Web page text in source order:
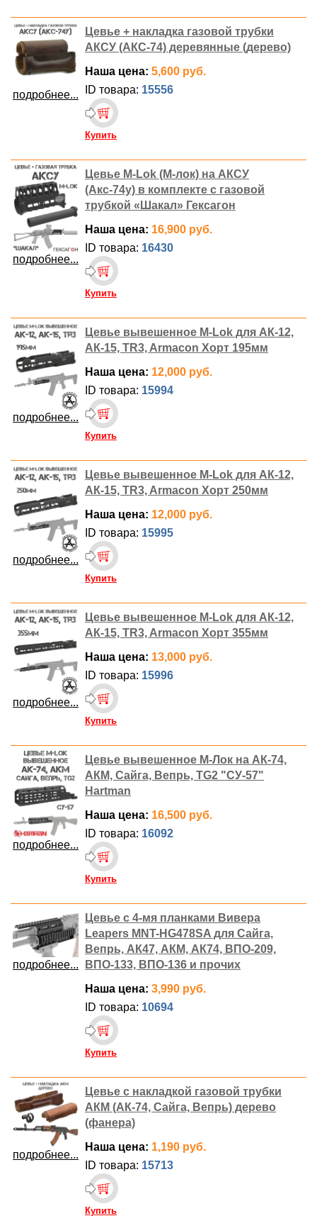
подробнее...
Цевье + накладка газовой трубки
АКСУ (АКС-74) деревянные (дерево)
Наша цена: 5,600 руб.
ID товара: 15556
Купить
подробнее...
Цевье M-Lok (М-лок) на АКСУ
(Акс-74у) в комплекте с газовой
трубкой «Шакал» Гексагон
Наша цена: 16,900 руб.
ID товара: 16430
Купить
подробнее...
Цевье вывешенное M-Lok для АК-12,
АК-15, TR3, Armacon Хорт 195мм
Наша цена: 12,000 руб.
ID товара: 15994
Купить
подробнее...
Цевье вывешенное M-Lok для АК-12,
АК-15, TR3, Armacon Хорт 250мм
Наша цена: 12,000 руб.
ID товара: 15995
Купить
подробнее...
Цевье вывешенное M-Lok для АК-12,
АК-15, TR3, Armacon Хорт 355мм
Наша цена: 13,000 руб.
ID товара: 15996
Купить
подробнее...
Цевье вывешенное М-Лок на АК-74,
АКМ, Сайга, Вепрь, TG2 "СУ-57"
Hartman
Наша цена: 16,500 руб.
ID товара: 16092
Купить
подробнее...
Цевье с 4-мя планками Вивера
Leapers MNT-HG478SA для Сайга,
Вепрь, АК47, АКМ, АК74, ВПО-209,
ВПО-133, ВПО-136 и прочих
Наша цена: 3,990 руб.
ID товара: 10694
Купить
подробнее...
Цевье с накладкой газовой трубки
АКМ (АК-74, Сайга, Вепрь) дерево
(фанера)
Наша цена: 1,190 руб.
ID товара: 15713
Купить